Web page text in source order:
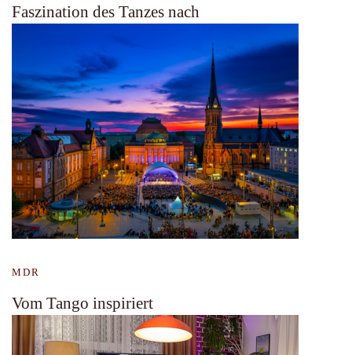
Faszination des Tanzes nach
MDR
Vom Tango inspiriert